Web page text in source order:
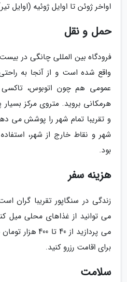
اواخر ژوئن تا اوایل ژوئیه (اوایل
حمل و نقل
فرودگاه بین المللی چانگی در
واقع شده است و از آنجا به
عمومی هم چون اتوبوس، تاکسی
هرمکانی بروید. متروی مرکز
و تقریبا تمام شهر را پوشش می
شهر و نقاط خارج از شهر،
بود.
هزینه سفر
می توانید از غذاهای محلی میل
می پردازید از 40
برای اقامت رزرو کنید.
سلامت